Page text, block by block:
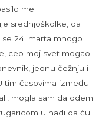
me
srednjoškolke, da
24. marta mnogo
ceo moj svet mogao
jednu čežnju i
tim časovima između
mogla sam da odem
u nadi da ću